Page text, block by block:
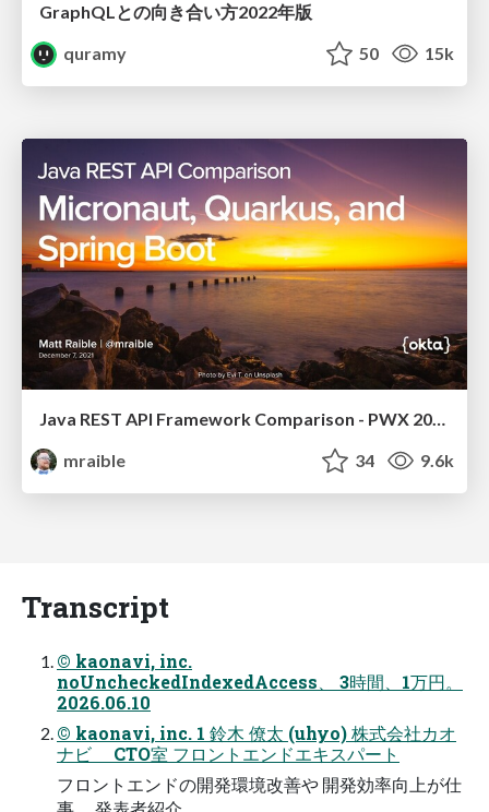
GraphQLとの向き合い方2022年版
quramy
50 15k
mraible
34 9.6k
Transcript
© kaonavi, inc.
noUncheckedIndexedAccess、 3時間、1万円。
2026.06.10
© kaonavi, inc. 1 鈴木 僚太 (uhyo) 株式会社カオ
ナビ CTO室 フロントエンドエキスパート
フロントエンドの開発環境改善や 開発効率向上が仕
事。 発表者紹介